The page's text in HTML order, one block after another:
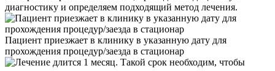
диагностику и определяем подходящий метод лечения.
Пациент приезжает в клинику в указанную дату для
прохождения процедур/заезда в стационар